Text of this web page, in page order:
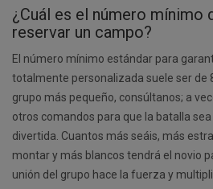
¿Cuál es el número mínimo
reservar un campo?
El número mínimo estándar para
totalmente personalizada suele ser de
grupo más pequeño, consúltanos; a
otros comandos para que la batalla
divertida. Cuantos más seáis, más
montar y más blancos tendrá el novio
unión del grupo hace la fuerza y